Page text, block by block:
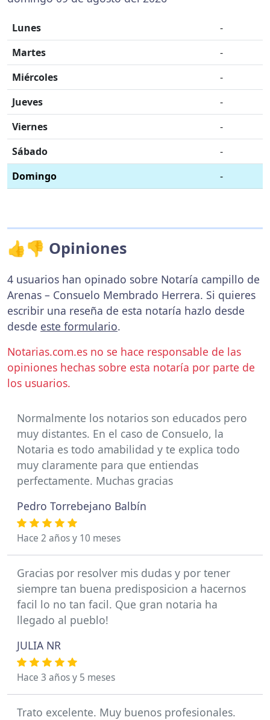
Lunes
-
Martes
-
Miércoles
-
Jueves
-
Viernes
-
Sábado
-
Domingo
-
👍👎 Opiniones
4 usuarios han opinado sobre Notaría campillo de
Arenas – Consuelo Membrado Herrera. Si quieres
escribir una reseña de esta notaría hazlo desde
desde este formulario.
Notarias.com.es no se hace responsable de las
opiniones hechas sobre esta notaría por parte de
los usuarios.
Normalmente los notarios son educados pero
muy distantes. En el caso de Consuelo, la
Notaria es todo amabilidad y te explica todo
muy claramente para que entiendas
perfectamente. Muchas gracias
Pedro Torrebejano Balbín
Hace 2 años y 10 meses
Gracias por resolver mis dudas y por tener
siempre tan buena predisposicion a hacernos
facil lo no tan facil. Que gran notaria ha
llegado al pueblo!
JULIA NR
Hace 3 años y 5 meses
Trato excelente. Muy buenos profesionales.